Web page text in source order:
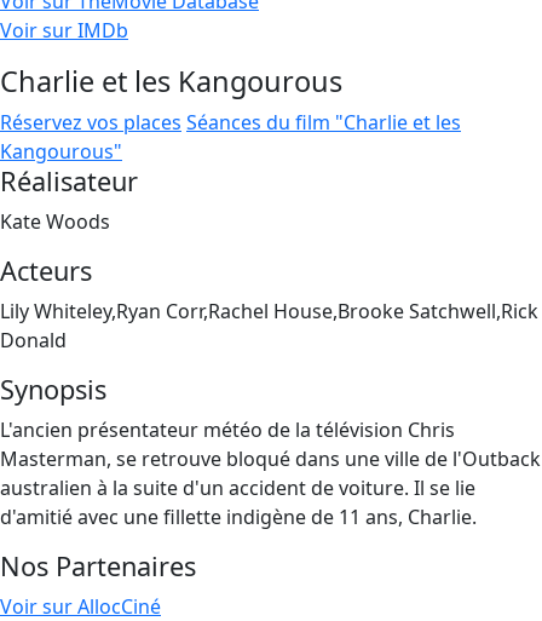
Voir sur IMDb
Charlie et les Kangourous
Réservez vos places Séances du film "Charlie et les
Kangourous"
Réalisateur
Kate Woods
Acteurs
Lily Whiteley,Ryan Corr,Rachel House,Brooke Satchwell,Rick
Donald
Synopsis
L'ancien présentateur météo de la télévision Chris
Masterman, se retrouve bloqué dans une ville de l'Outback
australien à la suite d'un accident de voiture. Il se lie
d'amitié avec une fillette indigène de 11 ans, Charlie.
Nos Partenaires
Voir sur AllocCiné